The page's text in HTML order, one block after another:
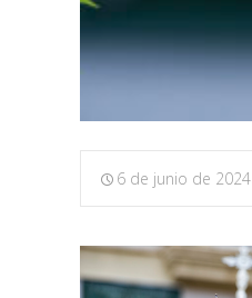
6 de junio de 2024